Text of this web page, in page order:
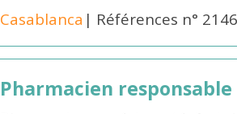
Casablanca | Références n°
Pharmacien responsable